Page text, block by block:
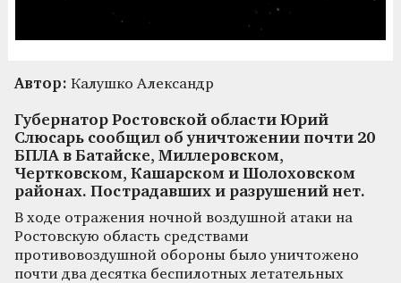
Автор: Калушко Александр
Губернатор Ростовской области Юрий
Слюсарь сообщил об уничтожении почти 20
БПЛА в Батайске, Миллеровском,
Чертковском, Кашарском и Шолоховском
районах. Пострадавших и разрушений нет.
В ходе отражения ночной воздушной атаки на
Ростовскую область средствами
противовоздушной обороны было уничтожено
почти два десятка беспилотных летательных